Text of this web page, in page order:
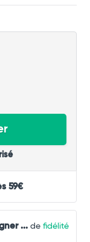
59€
...de fidélité